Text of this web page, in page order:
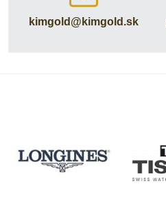
kimgold​@kimgold​.sk